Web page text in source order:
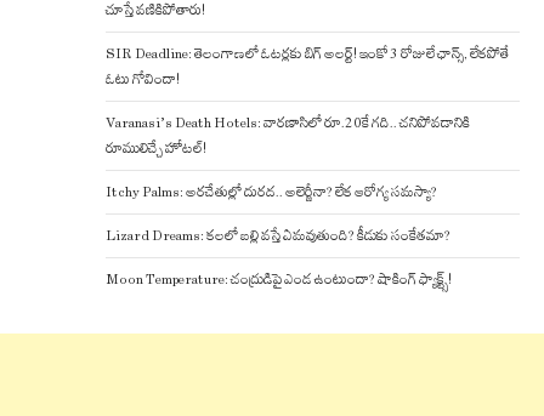
చూస్తే వణికిపోతారు!
SIR Deadline: తెలంగాణలో ఓటర్లకు బిగ్ అలర్ట్! ఇంకో 3 రోజులే ఛాన్స్, లేకపోతే
ఓటు గోవిందా!
Varanasi’s Death Hotels: వారణాసిలో రూ.20కే గది.. చనిపోవడానికి
రూములిచ్చే హోటల్!
Itchy Palms: అరచేతుల్లో దురద.. అలెర్జీనా? లేక ఆరోగ్య సమస్యా?
Lizard Dreams: కలలో బల్లి వస్తే ఏమవుతుంది? కీడుకు సంకేతమా?
Moon Temperature: చంద్రుడిపై ఎండ ఉంటుందా? షాకింగ్ ఫ్యాక్ట్స్!